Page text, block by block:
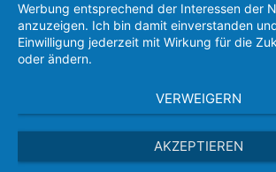
Werbung entsprechend der Interessen der
anzuzeigen. Ich bin damit einverstanden
Einwilligung jederzeit mit Wirkung für die
oder ändern.
VERWEIGERN
AKZEPTIEREN